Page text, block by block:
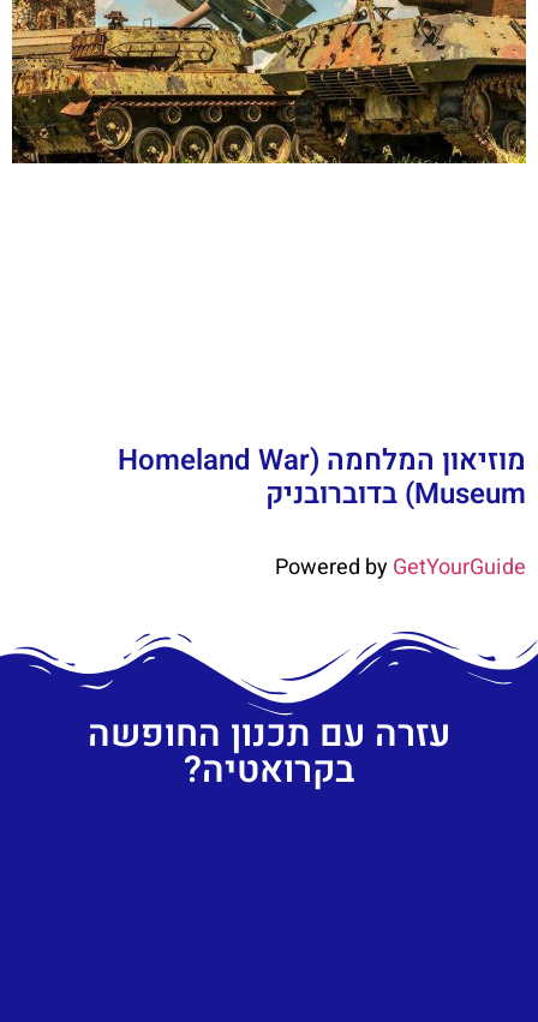
מוזיאון המלחמה (Homeland War
Museum) בדוברובניק
Powered byGetYourGuide
עזרה עם תכנון החופשה
בקרואטיה?